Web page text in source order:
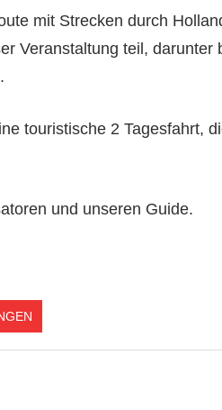
mit Strecken durch
Veranstaltung teil,
touristische 2 Tagesfahrt,
und unseren Guide.